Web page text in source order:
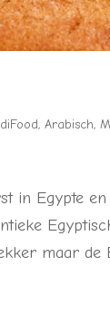
,Arabisch,
in Egypte
maar de